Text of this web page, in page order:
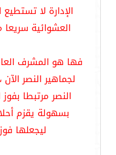
الإدارة لا
العشوائية
فها هو المشرف
لجماهير النصر
النصر مرتبطا
بسهولة يقزم
ليجعلها